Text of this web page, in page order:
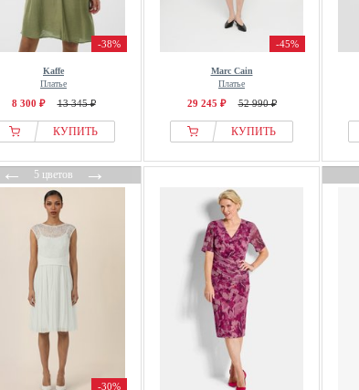
-38%
Kaffe
Платье
8 300 ₽ 13 345 ₽
КУПИТЬ
-45%
Marc Cain
Платье
29 245 ₽ 52 990 ₽
КУПИТЬ
←5 цветов→
-30%